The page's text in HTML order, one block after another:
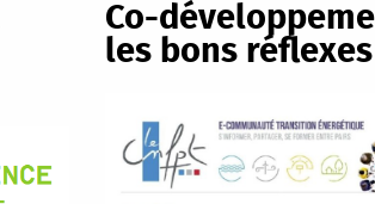
Co-
les bons réflexes